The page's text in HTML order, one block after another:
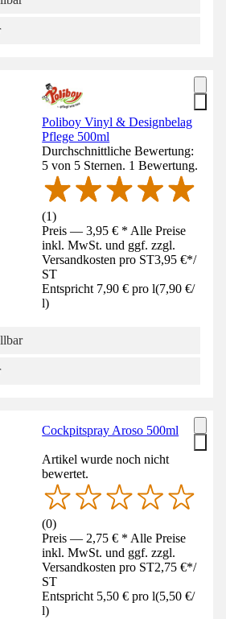
Poliboy Vinyl & Designbelag
Pflege 500ml
Durchschnittliche Bewertung:
5 von 5 Sternen. 1 Bewertung.
(1)
Preis — 3,95 € * Alle Preise
inkl. MwSt. und ggf. zzgl.
Versandkosten pro ST3,95 €*/
ST
Entspricht 7,90 € pro l(7,90 €/
l)
Cockpitspray Aroso 500ml
Artikel wurde noch nicht
bewertet.
(0)
Preis — 2,75 € * Alle Preise
inkl. MwSt. und ggf. zzgl.
Versandkosten pro ST2,75 €*/
ST
Entspricht 5,50 € pro l(5,50 €/
l)